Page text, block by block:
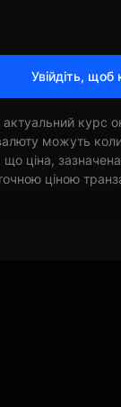
Увійдіть, щоб
курс
можуть
що ціна,
ціною